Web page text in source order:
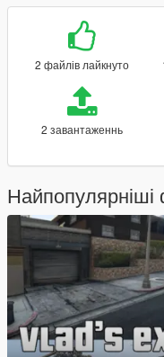
2 файлів лайкнуто
2 завантаженнь